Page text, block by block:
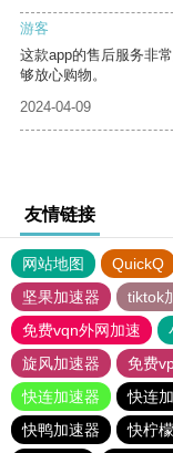
游客
这款app的售后服务非
够放心购物。
2024-04-09
友情链接
网站地图 QuickQ
坚果加速器
tiktok
免费vqn外网加速
旋风加速器
免费
快连加速器
快连
快鸭加速器
快柠